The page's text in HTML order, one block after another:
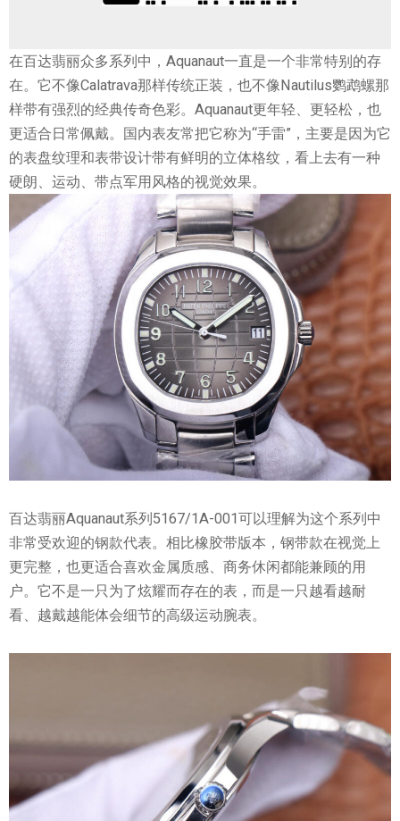
在百达翡丽众多系列中，Aquanaut一直是一个非常特别的存
在。它不像Calatrava那样传统正装，也不像Nautilus鹦鹉螺那
样带有强烈的经典传奇色彩。Aquanaut更年轻、更轻松，也
更适合日常佩戴。国内表友常把它称为“手雷”，主要是因为它
的表盘纹理和表带设计带有鲜明的立体格纹，看上去有一种
硬朗、运动、带点军用风格的视觉效果。
百达翡丽Aquanaut系列5167/1A-001可以理解为这个系列中
非常受欢迎的钢款代表。相比橡胶带版本，钢带款在视觉上
更完整，也更适合喜欢金属质感、商务休闲都能兼顾的用
户。它不是一只为了炫耀而存在的表，而是一只越看越耐
看、越戴越能体会细节的高级运动腕表。